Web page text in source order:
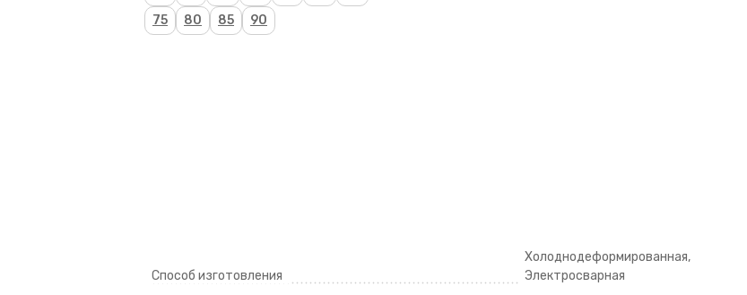
75
80 85 90
Способ изготовления
Холоднодеформированная,
Электросварная